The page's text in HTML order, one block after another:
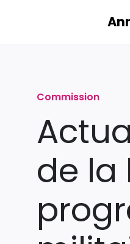
contenu
Commission
de la